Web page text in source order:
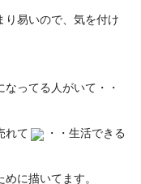
り易いので、気を付け
ってる人がいて・・
れて
・・生活できる
に描いてます。